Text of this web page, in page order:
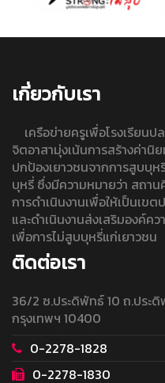
เกี่ยวกับเรา
เครือข่ายครูเพื่อโรงเรียน
จิตอาสามุ่งเน้นการสร้างค่านิ
ปกป้องเยาวชนจากการสูบบุ
บุหรี่ ซึ่งมีความหมายว่า สถา
การดำเนินงานเพื่อให้เป็นเ
และดำเนินงานส่งเสริมองค์ค
เพื่อการไม่สูบบุหรี่แก่เยาวชน
ติดต่อเรา
36/2 ซ.ประดิพัทธ์ 10 ถ.ปร
กรุงเทพฯ 10400
0-2278-1828
0-2278-1830